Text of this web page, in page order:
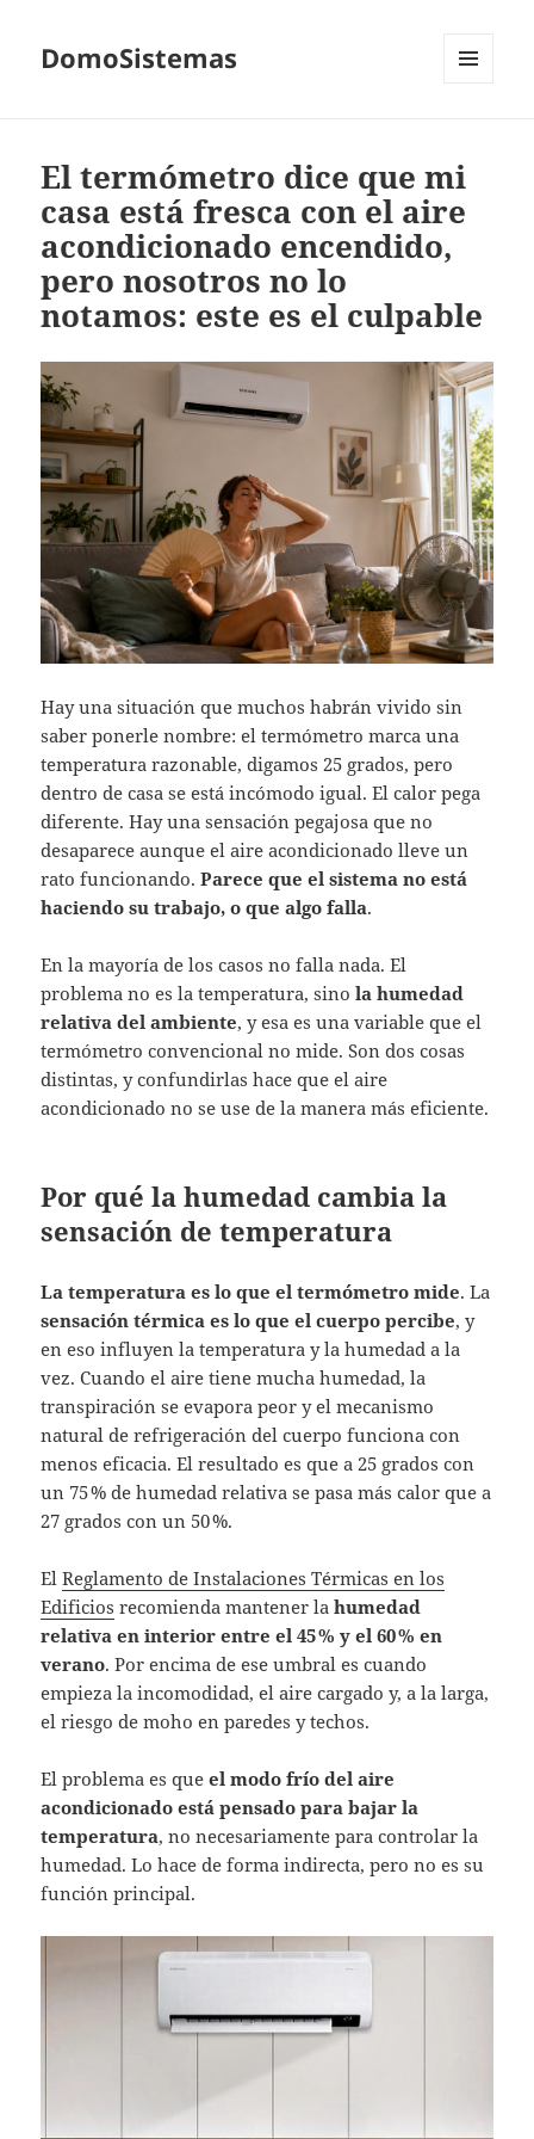
DomoSistemas
El termómetro dice que mi
casa está fresca con el aire
acondicionado encendido,
pero nosotros no lo
notamos: este es el culpable
Hay una situación que muchos habrán vivido sin
saber ponerle nombre: el termómetro marca una
temperatura razonable, digamos 25 grados, pero
dentro de casa se está incómodo igual. El calor pega
diferente. Hay una sensación pegajosa que no
desaparece aunque el aire acondicionado lleve un
rato funcionando.Parece que el sistema no está
haciendo su trabajo, o que algo falla.
En la mayoría de los casos no falla nada. El
problema no es la temperatura, sinola humedad
relativa del ambiente, y esa es una variable que el
termómetro convencional no mide. Son dos cosas
distintas, y confundirlas hace que el aire
acondicionado no se use de la manera más eficiente.
Por qué la humedad cambia la
sensación de temperatura
La temperatura es lo que el termómetro mide. La
sensación térmica es lo que el cuerpo percibe, y
en eso influyen la temperatura y la humedad a la
vez. Cuando el aire tiene mucha humedad, la
transpiración se evapora peor y el mecanismo
natural de refrigeración del cuerpo funciona con
menos eficacia. El resultado es que a 25 grados con
un 75 % de humedad relativa se pasa más calor que a
27 grados con un 50 %.
ElReglamento de Instalaciones Térmicas en los
Edificios recomienda mantener lahumedad
relativa en interior entre el 45 % y el 60 % en
verano. Por encima de ese umbral es cuando
empieza la incomodidad, el aire cargado y, a la larga,
el riesgo de moho en paredes y techos.
El problema es queel modo frío del aire
acondicionado está pensado para bajar la
temperatura, no necesariamente para controlar la
humedad. Lo hace de forma indirecta, pero no es su
función principal.